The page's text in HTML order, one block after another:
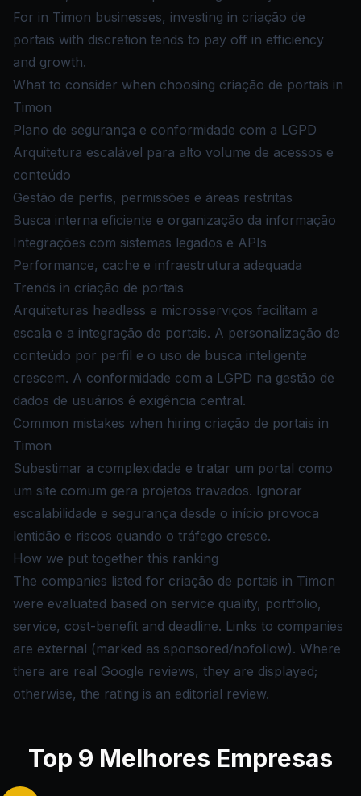
For in Timon businesses, investing in criação de
portais with discretion tends to pay off in efficiency
and growth.
What to consider when choosing criação de portais in
Timon
Plano de segurança e conformidade com a LGPD
Arquitetura escalável para alto volume de acessos e
conteúdo
Gestão de perfis, permissões e áreas restritas
Busca interna eficiente e organização da informação
Integrações com sistemas legados e APIs
Performance, cache e infraestrutura adequada
Trends in criação de portais
Arquiteturas headless e microsserviços facilitam a
escala e a integração de portais. A personalização de
conteúdo por perfil e o uso de busca inteligente
crescem. A conformidade com a LGPD na gestão de
dados de usuários é exigência central.
Common mistakes when hiring criação de portais in
Timon
Subestimar a complexidade e tratar um portal como
um site comum gera projetos travados. Ignorar
escalabilidade e segurança desde o início provoca
lentidão e riscos quando o tráfego cresce.
How we put together this ranking
The companies listed for criação de portais in Timon
were evaluated based on service quality, portfolio,
service, cost-benefit and deadline. Links to companies
are external (marked as sponsored/nofollow). Where
there are real Google reviews, they are displayed;
otherwise, the rating is an editorial review.
Top 9 Melhores Empresas